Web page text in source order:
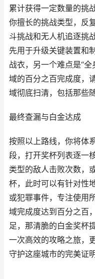
累计获得一定数量的挑
你擅长的挑战类型，反
斗挑战和无人机追逐挑
先用于升级关键装置和
战衣，另一个难点是“
域的百分之百完成度，
域彻底扫清，包括那些
最终查漏与白金达成
按照以上路线，你将体
段，打开奖杯列表逐一
类型的敌人击败次数，
杯，此时可以有针对性
或犯罪事件，专注使用
域完成度达到百分之百
足，那清脆的白金奖杯
一次高效的攻略之旅，
守护这座城市的完美证明